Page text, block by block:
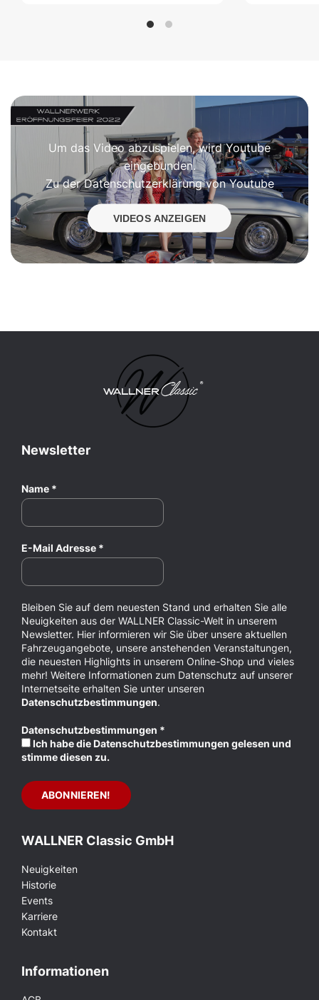
Um das Video abzuspielen, wird Youtube
eingebunden.
Zu derDatenschutzerklärung von Youtube
VIDEOS ANZEIGEN
Newsletter
Name *
E-Mail Adresse *
Bleiben Sie auf dem neuesten Stand und erhalten Sie alle
Neuigkeiten aus der WALLNER Classic-Welt in unserem
Newsletter. Hier informieren wir Sie über unsere aktuellen
Fahrzeugangebote, unsere anstehenden Veranstaltungen,
die neuesten Highlights in unserem Online-Shop und vieles
mehr! Weitere Informationen zum Datenschutz auf unserer
Internetseite erhalten Sie unter unseren
Datenschutzbestimmungen.
Datenschutzbestimmungen *
Ich habe die Datenschutzbestimmungen gelesen und
stimme diesen zu.
WALLNER Classic GmbH
Neuigkeiten
Historie
Events
Karriere
Kontakt
Informationen